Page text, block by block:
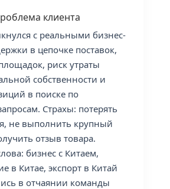
клиента
с реальными бизнес-
в цепочке поставок,
риск утраты
собственности и
в поиске по
Страхы: потерять
не выполнить крупный
отзыв товара.
бизнес с Китаем,
в Китае, экспорт в Китай
в отчаянии команды